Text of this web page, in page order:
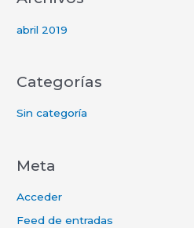
abril 2019
Categorías
Sin categoría
Meta
Acceder
Feed de entradas